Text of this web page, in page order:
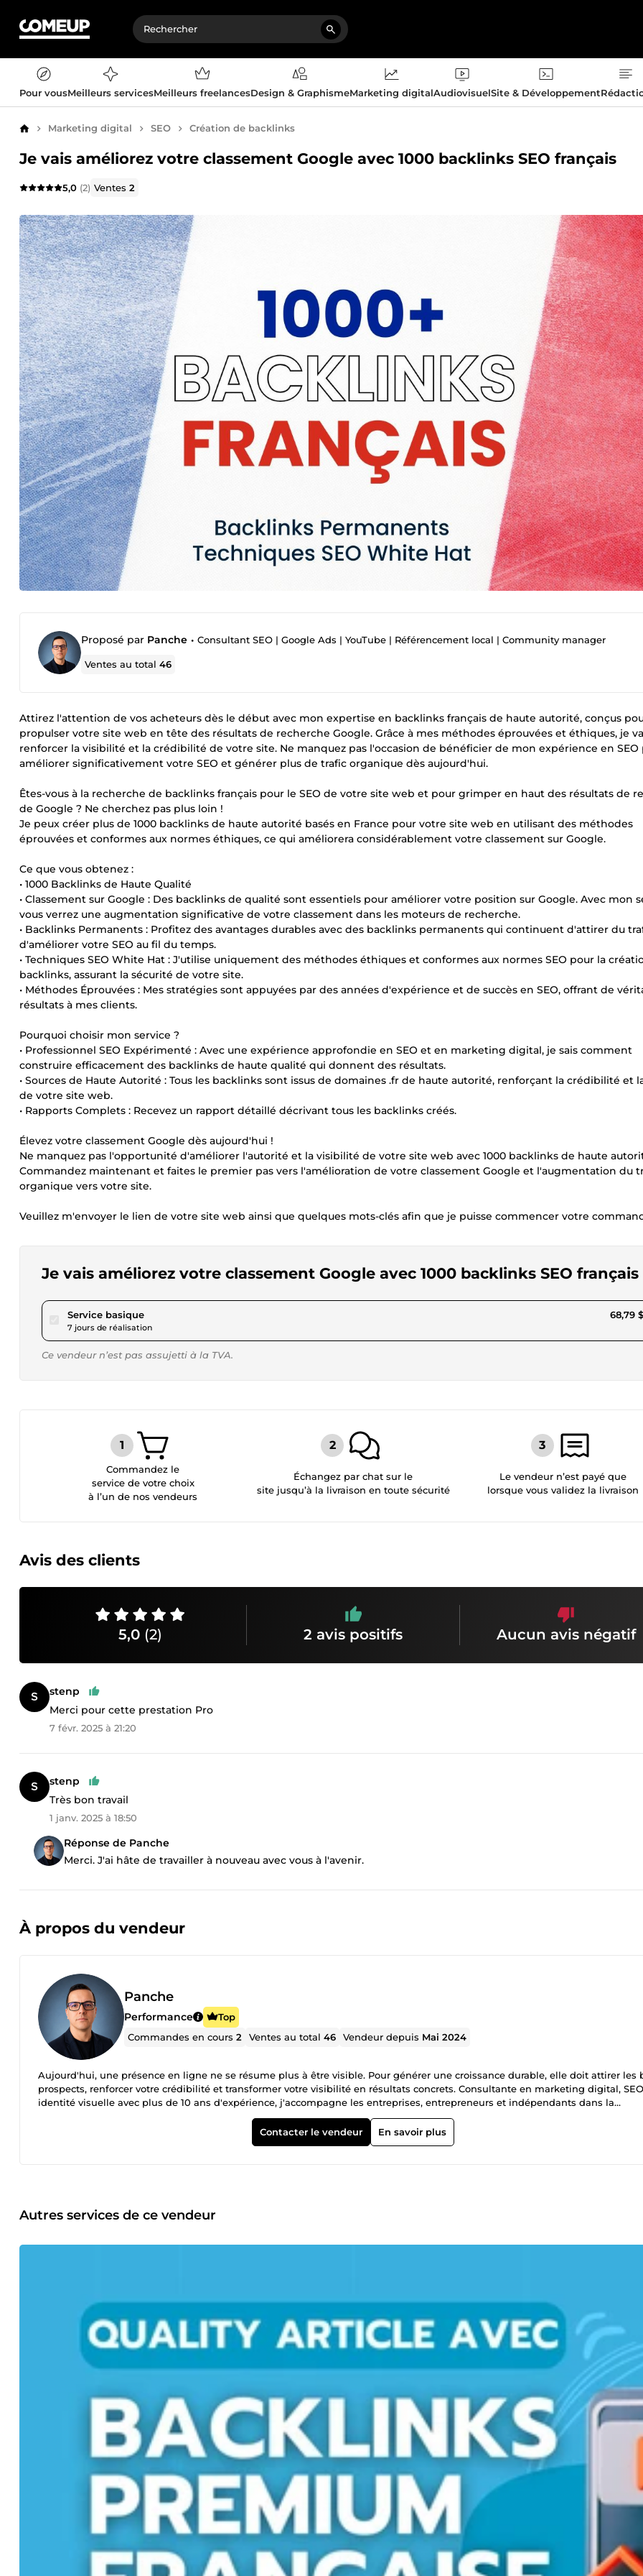
Pour vousMeilleurs servicesMeilleurs freelancesDesign & GraphismeMarketing digitalAudiovisuelSite & Développement
AccueilMarketing digital SEO Création de backlinks
Je vais améliorez votre classement Google avec 1000 backlinks SEO français
5,0 (2) Ventes2
Proposé par Panche • Consultant SEO | Google Ads | YouTube | Référencement local | Community manager
Ventes au total46
Attirez l'attention de vos acheteurs dès le début avec mon expertise en backlinks français de haute autorité, conçus
propulser votre site web en tête des résultats de recherche Google. Grâce à mes méthodes éprouvées et éthiques, je
renforcer la visibilité et la crédibilité de votre site. Ne manquez pas l'occasion de bénéficier de mon expérience en SEO
améliorer significativement votre SEO et générer plus de trafic organique dès aujourd'hui.
Êtes-vous à la recherche de backlinks français pour le SEO de votre site web et pour grimper en haut des résultats de
de Google ? Ne cherchez pas plus loin !
Je peux créer plus de 1000 backlinks de haute autorité basés en France pour votre site web en utilisant des méthodes
éprouvées et conformes aux normes éthiques, ce qui améliorera considérablement votre classement sur Google.
Ce que vous obtenez :
• 1000 Backlinks de Haute Qualité
• Classement sur Google : Des backlinks de qualité sont essentiels pour améliorer votre position sur Google. Avec mon
vous verrez une augmentation significative de votre classement dans les moteurs de recherche.
• Backlinks Permanents : Profitez des avantages durables avec des backlinks permanents qui continuent d'attirer du
d'améliorer votre SEO au fil du temps.
• Techniques SEO White Hat : J'utilise uniquement des méthodes éthiques et conformes aux normes SEO pour la
backlinks, assurant la sécurité de votre site.
• Méthodes Éprouvées : Mes stratégies sont appuyées par des années d'expérience et de succès en SEO, offrant de
résultats à mes clients.
Pourquoi choisir mon service ?
• Professionnel SEO Expérimenté : Avec une expérience approfondie en SEO et en marketing digital, je sais comment
construire efficacement des backlinks de haute qualité qui donnent des résultats.
• Sources de Haute Autorité : Tous les backlinks sont issus de domaines .fr de haute autorité, renforçant la crédibilité et
de votre site web.
• Rapports Complets : Recevez un rapport détaillé décrivant tous les backlinks créés.
Élevez votre classement Google dès aujourd'hui !
Ne manquez pas l'opportunité d'améliorer l'autorité et la visibilité de votre site web avec 1000 backlinks de haute
Commandez maintenant et faites le premier pas vers l'amélioration de votre classement Google et l'augmentation du
organique vers votre site.
Veuillez m'envoyer le lien de votre site web ainsi que quelques mots-clés afin que je puisse commencer votre
Je vais améliorez votre classement Google avec 1000 backlinks SEO français
Service basiquepour 63,40 $US
7 jours de réalisation
68,79
Ce vendeur n’est pas assujetti à la TVA.
Commandez le
service de votre choix
à l’un de nos vendeurs
Échangez par chat sur le
site jusqu’à la livraison en toute sécurité
Le vendeur n’est payé que
lorsque vous validez la livraison
Avis des clients
5,0 (2) 2 avis positifs Aucun avis négatif
stenp
Merci pour cette prestation Pro
7 févr. 2025 à 21:20
stenp
Très bon travail
1 janv. 2025 à 18:50
Réponse de Panche
Merci. J'ai hâte de travailler à nouveau avec vous à l'avenir.
À propos du vendeur
Panche
Performance
Top
Commandes en cours2 Ventes au total46 Vendeur depuis Mai 2024
Aujourd'hui, une présence en ligne ne se résume plus à être visible. Pour générer une croissance durable, elle doit attirer les
prospects, renforcer votre crédibilité et transformer votre visibilité en résultats concrets. Consultante en marketing digital,
identité visuelle avec plus de 10 ans d'expérience, j'accompagne les entreprises, entrepreneurs et indépendants dans la
conception de stratégies digitales performantes, pensées pour développer leur visibilité, générer un trafic qualifié et soutenir
durablement leur croissance. Mon approche repose sur une analyse approfondie de votre marché, de votre concurrence et de
objectifs afin de construire une stratégie sur mesure, fondée sur les données et orientée vers des résultats mesurables.
performance, optimisation YouTube (SEO, structure et visibilité), stratégies d'acquisition ciblées et génération de trafic
indicateurs de performance concrets. Stratégie claire. Actions ciblées. Résultats mesurables. Vous souhaitez renforcer votre
visibilité sur Google, attirer davantage de clients qualifiés ou développer une stratégie digitale réellement efficace ?
sur votre projet et identifions ensemble les solutions les plus pertinentes pour accélérer votre croissance.
Contacter le vendeur En savoir plus
Autres services de ce vendeur